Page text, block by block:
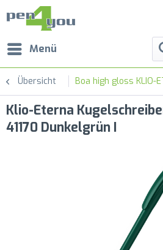
Menü
Übersicht Boa high gloss KLIO-
Klio-Eterna
41170 Dunkelgrün I